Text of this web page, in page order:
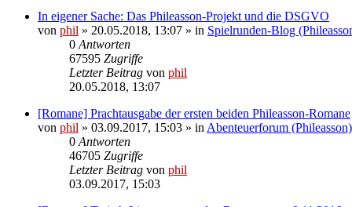
In eigener Sache: Das Phileasson-Projekt und die DSGVO
von phil » 20.05.2018, 13:07 » in Spielrunden-Blog
0 Antworten
67595 Zugriffe
Letzter Beitrag von phil
20.05.2018, 13:07
[Romane] Prachtausgabe der ersten beiden Phileasson-Romane
von phil » 03.09.2017, 15:03 » in Abenteuerforum (Phileasson)
0 Antworten
46705 Zugriffe
Letzter Beitrag von phil
03.09.2017, 15:03